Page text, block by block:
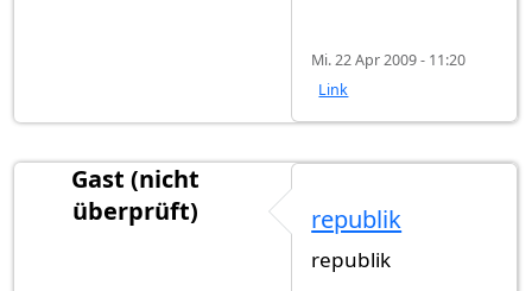
Mi. 22 Apr 2009 - 11:20
Link
Gast (nicht
überprüft)
republik
republik